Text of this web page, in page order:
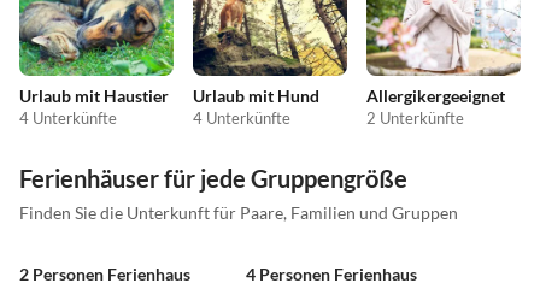
Urlaub mit Haustier
4 Unterkünfte
Urlaub mit Hund
4 Unterkünfte
Allergikergeeignet
2 Unterkünfte
Ferienhäuser für jede Gruppengröße
Finden Sie die Unterkunft für Paare, Familien und Gruppen
2 Personen Ferienhaus 4 Personen Ferienhaus